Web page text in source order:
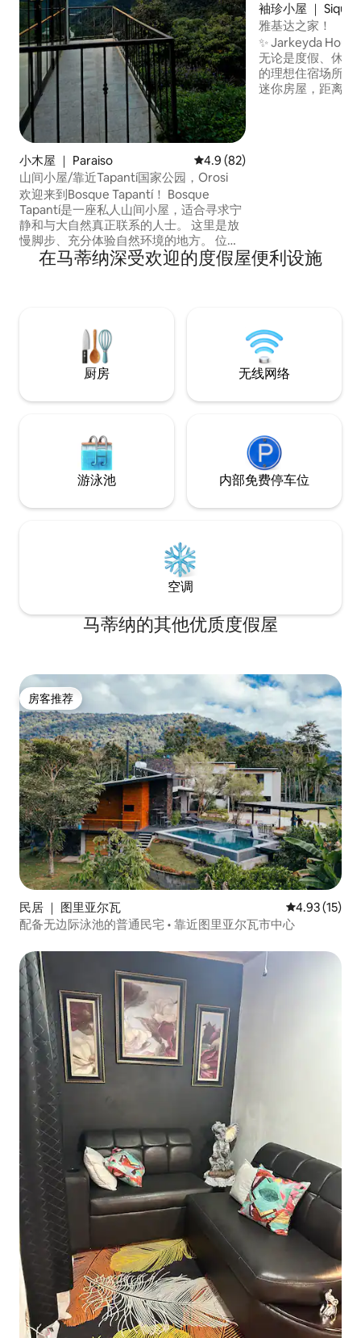
小木屋 ｜ Paraiso 平均评分 4.9 分（满分 5 分）
4.9 (82)
山间小屋/靠近Tapantí国家公园，Orosi
欢迎来到Bosque Tapantí！ Bosque
Tapantí是一座私人山间小屋，适合寻求宁
静和与大自然真正联系的人士。 这里是放
慢脚步、充分体验自然环境的地方。 位于
美丽的奥罗西谷（Orosi Valley）Tapantí地
区，非常适合观鸟、步行、跑步、骑自行
蒂国家公园15分钟车程
袖珍小屋 ｜
雅基达之家！
✨ Jarkeyda
无论是度假、休
的理想住宿场所。 享受舒适、设备齐全的
迷你房屋，距离
在马蒂纳深受欢迎的度假屋便利设施
厨房 无线网络
游泳池 内部免费停车位
空调
马蒂纳的其他优质度假屋
房客推荐
房客推荐
民居 ｜ 图里亚尔瓦 平均评分
4.93 (15)
配备无边际泳池的普通民宅 • 靠近图里亚尔瓦市中心